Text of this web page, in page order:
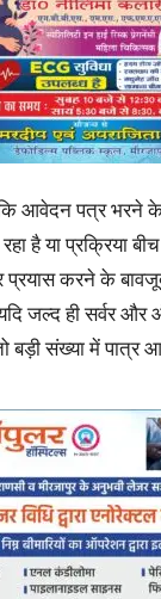
आवेदन पत्र भरने के
है या प्रक्रिया
करने के
जल्द ही सर्वर
बड़ी संख्या में